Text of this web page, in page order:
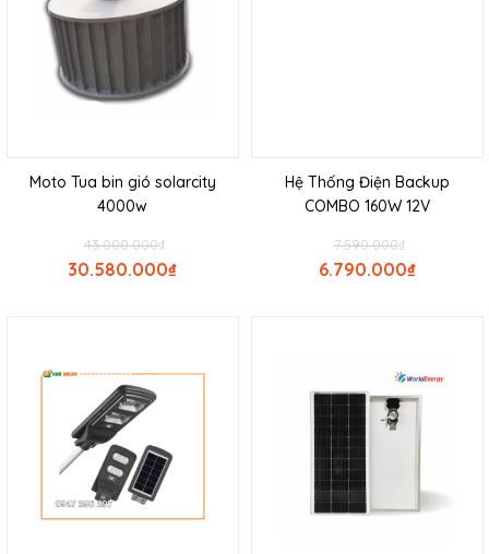
Moto Tua bin gió solarcity
4000w
₫
43.000.000
₫
30.580.000
Hệ Thống Điện Backup
COMBO 160W 12V
₫
7.590.000
₫
6.790.000